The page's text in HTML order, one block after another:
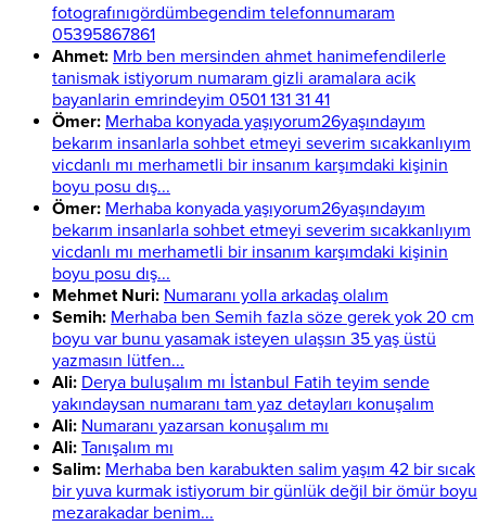
fotografınıgördümbegendim telefonnumaram
05395867861
Ahmet: Mrb ben mersinden ahmet hanimefendilerle
tanismak istiyorum numaram gizli aramalara acik
bayanlarin emrindeyim 0501 131 31 41
Ömer: Merhaba konyada yaşıyorum26yaşındayım
bekarım insanlarla sohbet etmeyi severim sıcakkanlıyım
vicdanlı mı merhametli bir insanım karşımdaki kişinin
boyu posu dış...
Ömer: Merhaba konyada yaşıyorum26yaşındayım
bekarım insanlarla sohbet etmeyi severim sıcakkanlıyım
vicdanlı mı merhametli bir insanım karşımdaki kişinin
boyu posu dış...
Mehmet Nuri: Numaranı yolla arkadaş olalım
Semih: Merhaba ben Semih fazla söze gerek yok 20 cm
boyu var bunu yasamak isteyen ulaşsın 35 yaş üstü
yazmasın lütfen...
Ali: Derya buluşalım mı İstanbul Fatih teyim sende
yakındaysan numaranı tam yaz detayları konuşalım
Ali: Numaranı yazarsan konuşalım mı
Ali: Tanışalım mı
Salim: Merhaba ben karabukten salim yaşım 42 bir sıcak
bir yuva kurmak istiyorum bir günlük değil bir ömür boyu
mezarakadar benim...